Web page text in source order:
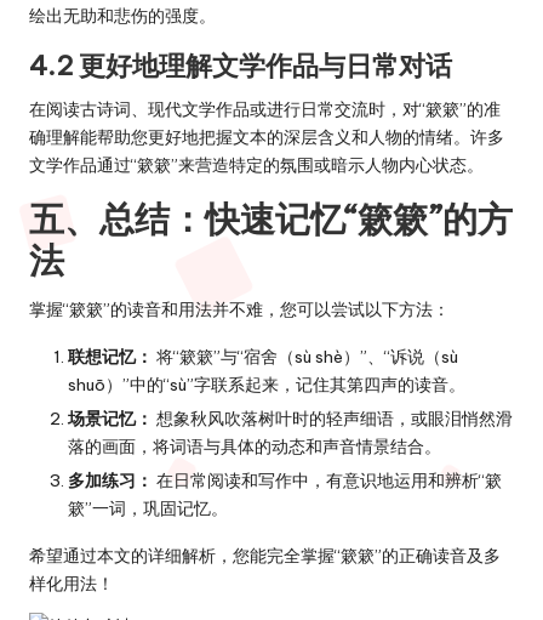
绘出无助和悲伤的强度。
4.2 更好地理解文学作品与日常对话
在阅读古诗词、现代文学作品或进行日常交流时，对“簌簌”的准
确理解能帮助您更好地把握文本的深层含义和人物的情绪。许多
文学作品通过“簌簌”来营造特定的氛围或暗示人物内心状态。
五、总结：快速记忆“簌簌”的方
法
掌握“簌簌”的读音和用法并不难，您可以尝试以下方法：
联想记忆： 将“簌簌”与“宿舍（sù shè）”、“诉说（sù
shuō）”中的“sù”字联系起来，记住其第四声的读音。
场景记忆： 想象秋风吹落树叶时的轻声细语，或眼泪悄然滑
落的画面，将词语与具体的动态和声音情景结合。
多加练习： 在日常阅读和写作中，有意识地运用和辨析“簌
簌”一词，巩固记忆。
希望通过本文的详细解析，您能完全掌握“簌簌”的正确读音及多
样化用法！